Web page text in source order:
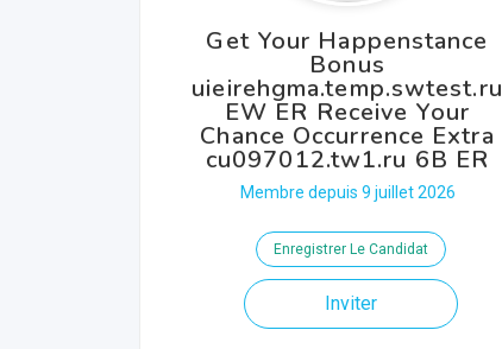
Get Your Happenstance
Bonus
uieirehgma.temp.swtest.ru
EW ER Receive Your
Chance Occurrence Extra
cu097012.tw1.ru 6B ER
Membre depuis 9 juillet 2026
Enregistrer Le Candidat
Inviter